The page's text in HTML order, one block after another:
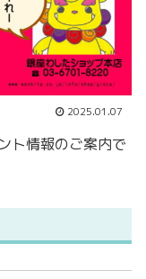
2025.01.07
ト情報のご案内で